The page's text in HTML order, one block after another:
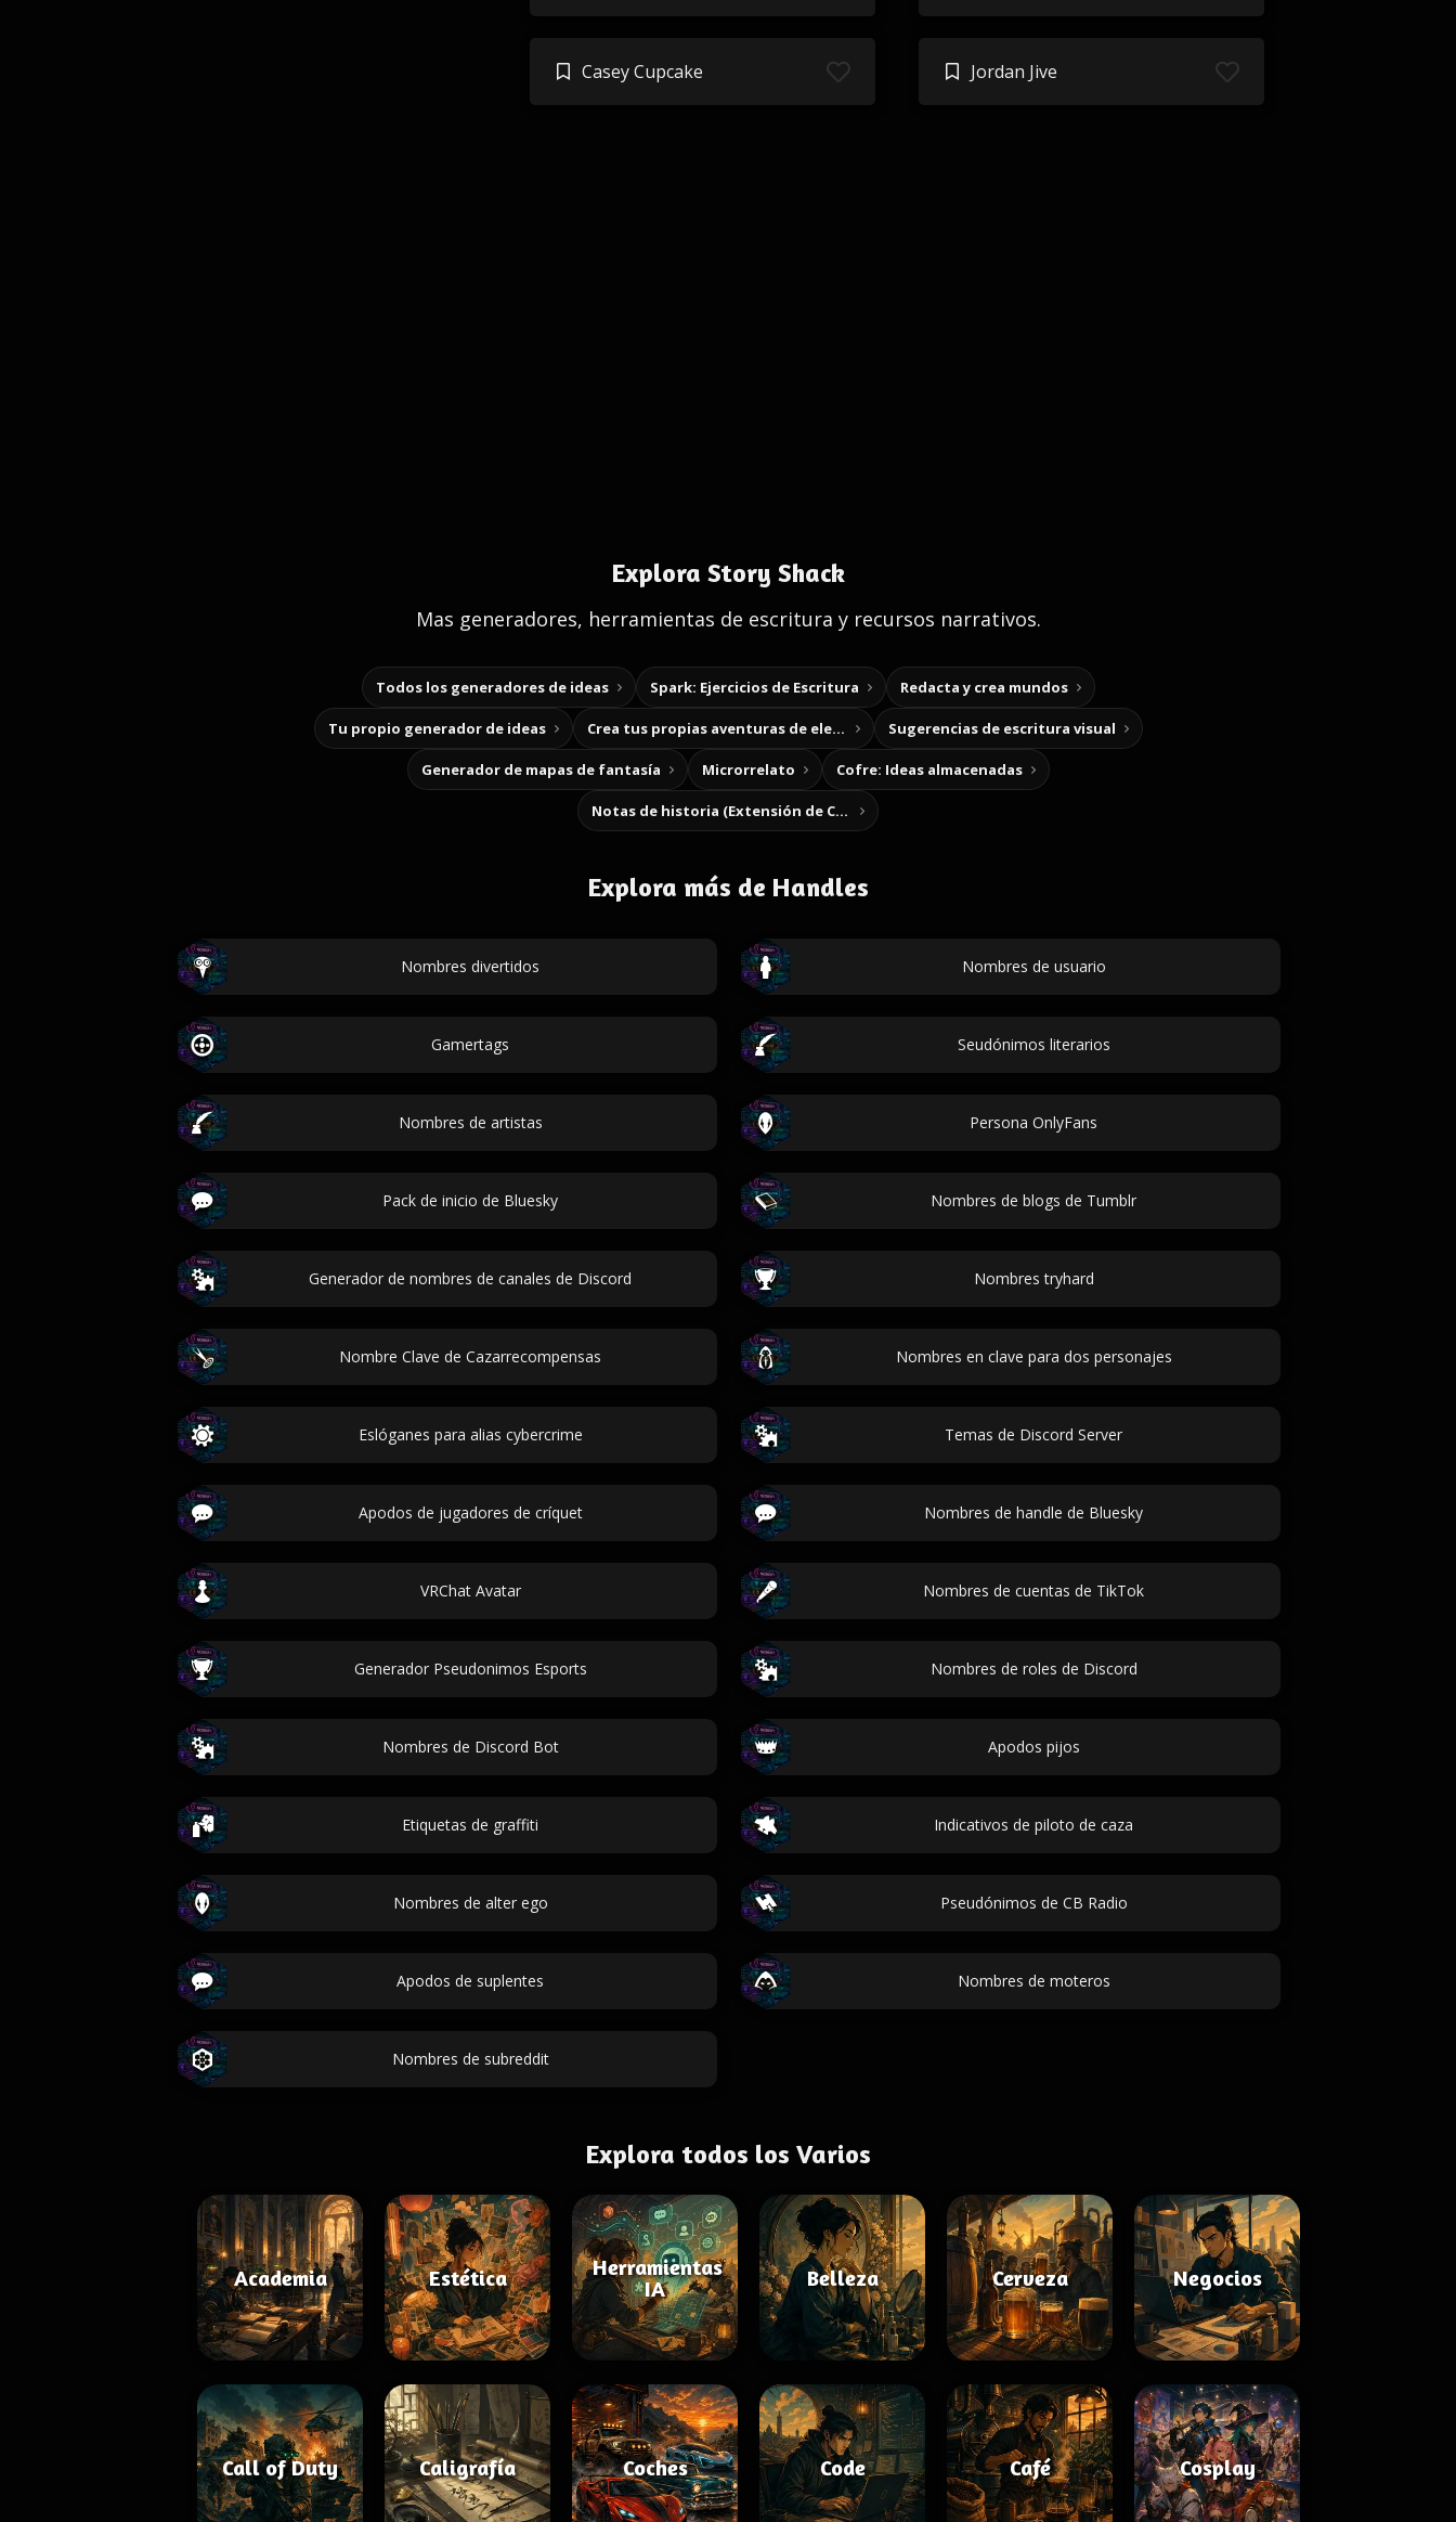
Casey Cupcake Jordan Jive
Explora Story Shack
Mas generadores, herramientas de escritura y recursos narrativos.
Todos los generadores de ideas Spark: Ejercicios de Escritura Redacta y crea mundos
Tu propio generador de ideas Crea tus propias aventuras de elección Sugerencias de escritura visual
Generador de mapas de fantasía Microrrelato Cofre: Ideas almacenadas
Notas de historia (Extensión de Chrome)
Explora más de Handles
Nombres divertidos Nombres de usuario
Gamertags Seudónimos literarios
Nombres de artistas Persona OnlyFans
Pack de inicio de Bluesky Nombres de blogs de Tumblr
Generador de nombres de canales de Discord Nombres tryhard
Nombre Clave de Cazarrecompensas Nombres en clave para dos personajes
Eslóganes para alias cybercrime Temas de Discord Server
Apodos de jugadores de críquet Nombres de handle de Bluesky
VRChat Avatar Nombres de cuentas de TikTok
Generador Pseudonimos Esports Nombres de roles de Discord
Nombres de Discord Bot Apodos pijos
Etiquetas de graffiti Indicativos de piloto de caza
Nombres de alter ego Pseudónimos de CB Radio
Apodos de suplentes Nombres de moteros
Nombres de subreddit
Explora todos los Varios
Academia Estética
Herramientas
IA
Belleza Cerveza Negocios
Call of Duty Caligrafía Coches Code Café Cosplay